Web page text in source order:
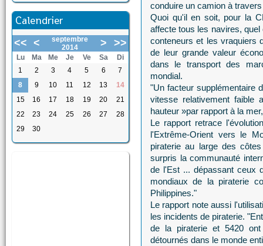
Calendrier
<< <
septembre
2014
> >>
Lu Ma Me Je Ve Sa
Di
1
2 3 4 5 6
7
8
9 10 11 12 13
14
15
16 17 18 19 20
21
22
23 24 25 26 27
28
29
30
conduire un camion à
Quoi qu'il en soit, pour la
affecte tous les navires,
conteneurs et les vraquiers
de leur grande valeur
dans le transport des
mondial.
"Un facteur supplémentaire
vitesse relativement faible
hauteur »par rapport à la
Le rapport retrace
l'Extrême-Orient vers le
piraterie au large des
surpris la communauté
de l'Est ... dépassant ceux
mondiaux de la piraterie
Philippines."
Le rapport note aussi
les incidents de piraterie.
de la piraterie et 5420
détournés dans le monde